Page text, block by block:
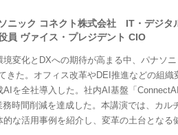
ニック コネクト株式会社 IT・デジタ
員 ヴァイス・プレジデント CIO
変化とDXへの期待が高まる中、パナソ
きた。オフィス改革やDEI推進などの組織
を全社導入した。社内AI基盤「
時間削減を達成した。本講演では、カル
的な活用事例を紹介し、変革の土台となる